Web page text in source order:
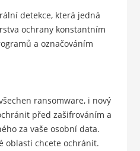
detekce, která jedná
ochrany konstantním
a označováním
ransomware, i nový
před zašifrováním a
za vaše osobní data.
oblasti chcete ochránit.